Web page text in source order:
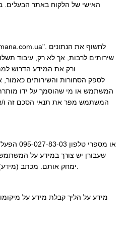
האישי של הלקוח באתר הבעלים.
המשתמש או מי שהוסמך על ידו מותרת